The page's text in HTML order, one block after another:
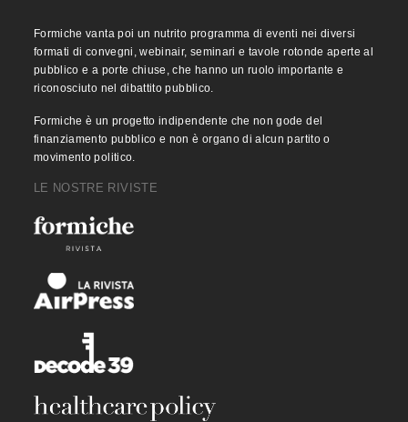
Formiche vanta poi un nutrito programma di eventi nei diversi
formati di convegni, webinair, seminari e tavole rotonde aperte al
pubblico e a porte chiuse, che hanno un ruolo importante e
riconosciuto nel dibattito pubblico.
Formiche è un progetto indipendente che non gode del
finanziamento pubblico e non è organo di alcun partito o
movimento politico.
LE NOSTRE RIVISTE